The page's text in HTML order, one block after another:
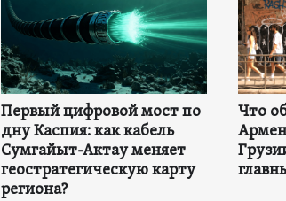
Первый цифровой мост по
дну Каспия: как кабель
Сумгайыт-Актау меняет
геостратегическую карту
региона?
Что